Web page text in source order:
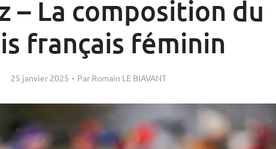
– La composition du
français féminin
25 janvier 2025 Par Romain LE BIAVANT